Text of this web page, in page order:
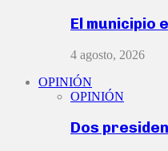
El
4 agosto, 2026
OPINIÓN
OPINIÓN
Dos